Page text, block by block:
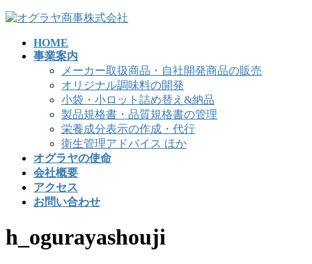
コ
ナ
HOME
事業案内
メーカー取扱商品・自社開発商品の販売
オリジナル調味料の開発
小袋・小ロット詰め替え&納品
製品規格書・品質規格書の管理
栄養成分表示の作成・代行
衛生管理アドバイス ほか
オグラヤの使命
会社概要
アクセス
お問い合わせ
h_ogurayashouji